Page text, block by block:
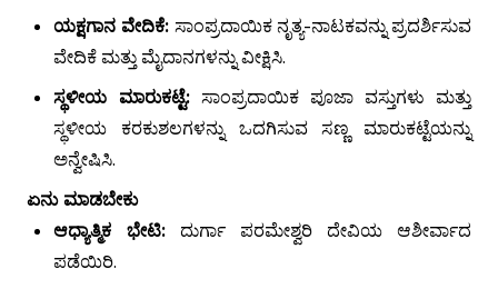
ಯಕ್ಷಗಾನ ವೇದಿಕೆ: ಸಾಂಪ್ರದಾಯಿಕ ನೃತ್ಯ-ನಾಟಕವನ್ನು ಪ್ರದರ್ಶಿಸುವ
ವೇದಿಕೆ ಮತ್ತು ಮೈದಾನಗಳನ್ನು ವೀಕ್ಷಿಸಿ.
ಸ್ಥಳೀಯ ಮಾರುಕಟ್ಟೆ: ಸಾಂಪ್ರದಾಯಿಕ ಪೂಜಾ ವಸ್ತುಗಳು ಮತ್ತು
ಸ್ಥಳೀಯ ಕರಕುಶಲಗಳನ್ನು ಒದಗಿಸುವ ಸಣ್ಣ ಮಾರುಕಟ್ಟೆಯನ್ನು
ಅನ್ವೇಷಿಸಿ.
ಏನು ಮಾಡಬೇಕು
ಆಧ್ಯಾತ್ಮಿಕ ಭೇಟಿ: ದುರ್ಗಾ ಪರಮೇಶ್ವರಿ ದೇವಿಯ ಆಶೀರ್ವಾದ
ಪಡೆಯಿರಿ.